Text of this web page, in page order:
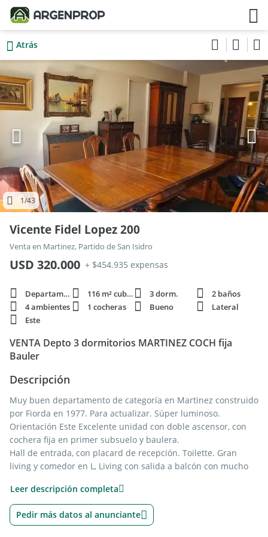
Atrás
1/43
Vicente Fidel Lopez 200
Venta en Martinez, Partido de San Isidro
USD 320.000 + $454.935 expensas
Departamento 116 m² cubie. 3 dorm.
2 baños
4 ambientes
1 cocheras Bueno
Lateral
Este
VENTA Depto 3 dormitorios MARTINEZ COCH fija
Bauler
Descripción
Muy buen departamento de categoría en Martinez construido
por Fiorda en 1977. Para actualizar. Súper luminoso.
Orientación Este Excelente unidad con doble ascensor, con
cochera fija en primer subsuelo y baulera.
Hall de entrada, con placard de recepción. Toilette. Gran
living y comedor en L, Living con salida a balcón con mucho
El comedor con paso a cocina con comedor diario
incorporado. Entrada independiente con ascensor de
servicio. Lavadero independiente, dependencia de servicio
Leer descripción completa
Pedir más datos al anunciante